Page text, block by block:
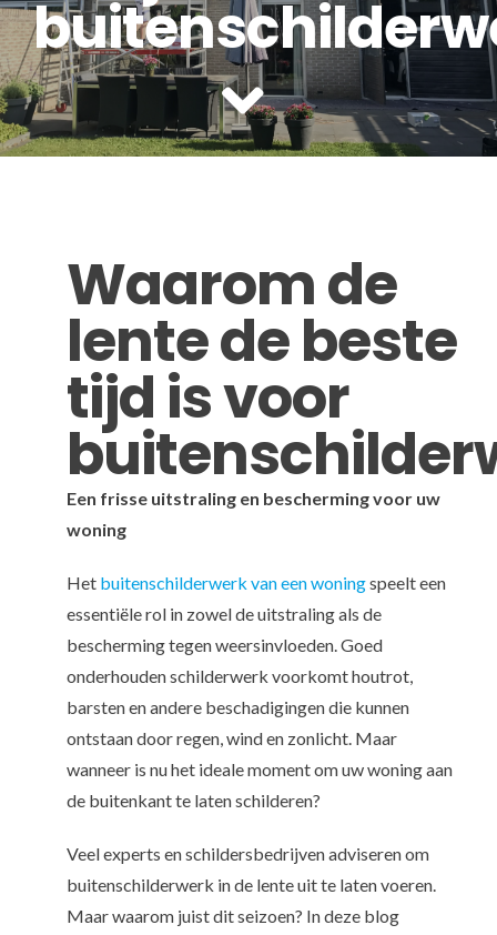
BEGLAZING
Waarom de
lente de beste
tijd is voor
Een frisse uitstraling en bescherming voor uw
woning
Het buitenschilderwerk van een woningspeelt een
essentiële rol in zowel de uitstraling als de
bescherming tegen weersinvloeden. Goed
onderhouden schilderwerk voorkomt houtrot,
barsten en andere beschadigingen die kunnen
ontstaan door regen, wind en zonlicht. Maar
wanneer is nu het ideale moment om uw woning aan
de buitenkant te laten schilderen?
Veel experts en schildersbedrijven adviseren om
buitenschilderwerk in de lente uit te laten voeren.
Maar waarom juist dit seizoen? In deze blog